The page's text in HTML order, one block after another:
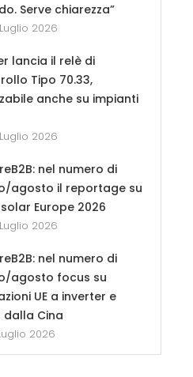
Serve chiarezza”
2026
lancia il relè di
Tipo 70.33,
anche su impianti
2026
nel numero di
agosto il reportage su
Europe 2026
2026
nel numero di
agosto focus su
UE a inverter e
dalla Cina
2026